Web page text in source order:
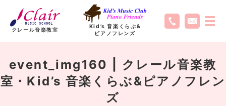
クレール音楽教室
Kid’s 音楽くらぶ&
ピアノフレンズ
event_img160 | クレール音楽教
室・Kid’s 音楽くらぶ&ピアノフレン
ズ